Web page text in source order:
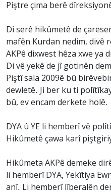
Piştre çima berê
Di serê hikûmetê de
mafên Kurdan nedim, divê
AKPê dixwest hêza xwe ya
Di vê yekê de jî gotinên
Piştî sala 2009ê bû
dewletê. Ji ber ku ti
bû, ev encam derkete holê.
DYA û YE li hemberî vê
Hikûmetê çawa karî
Hikûmeta AKPê demeke
li hemberî DYA, Yekîtiya
anî. Li hemberî lîberalên